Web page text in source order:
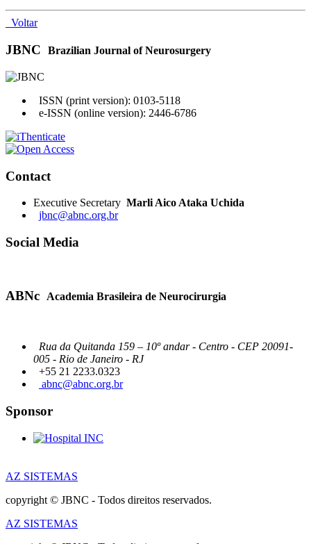
Voltar
JBNC Brazilian Journal of Neurosurgery
ISSN (print version): 0103-5118
e-ISSN (online version): 2446-6786
Contact
Executive Secretary Marli Aico Ataka Uchida
jbnc@abnc.org.br
Social Media
ABNc Academia Brasileira de Neurocirurgia
Rua da Quitanda 159 – 10º andar - Centro - CEP 20091-
005 - Rio de Janeiro - RJ
+55 21 2233.0323
abnc@abnc.org.br
Sponsor
AZ SISTEMAS
copyright © JBNC - Todos direitos reservados.
AZ SISTEMAS